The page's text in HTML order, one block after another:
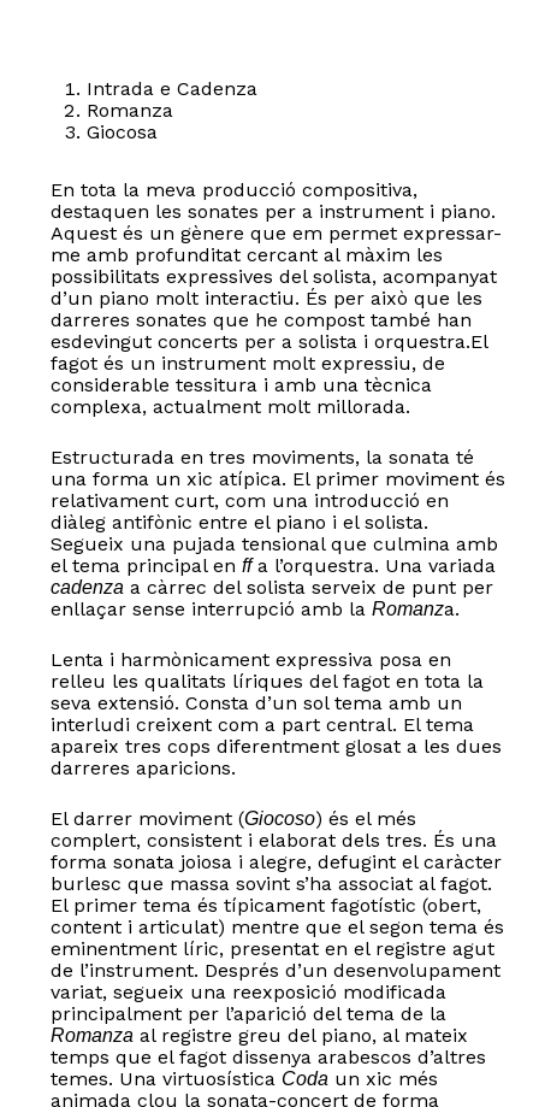
Intrada e Cadenza
Romanza
Giocosa
En tota la meva producció compositiva,
destaquen les sonates per a instrument i piano.
Aquest és un gènere que em permet expressar-
me amb profunditat cercant al màxim les
possibilitats expressives del solista, acompanyat
d’un piano molt interactiu. És per això que les
darreres sonates que he compost també han
esdevingut concerts per a solista i orquestra.El
fagot és un instrument molt expressiu, de
considerable tessitura i amb una tècnica
complexa, actualment molt millorada.
Estructurada en tres moviments, la sonata té
una forma un xic atípica. El primer moviment és
relativament curt, com una introducció en
diàleg antifònic entre el piano i el solista.
Segueix una pujada tensional que culmina amb
el tema principal en ffa l’orquestra. Una variada
cadenza a càrrec del solista serveix de punt per
enllaçar sense interrupció amb la Romanza.
Lenta i harmònicament expressiva posa en
relleu les qualitats líriques del fagot en tota la
seva extensió. Consta d’un sol tema amb un
interludi creixent com a part central. El tema
apareix tres cops diferentment glosat a les dues
darreres aparicions.
El darrer moviment (Giocoso) és el més
complert, consistent i elaborat dels tres. És una
forma sonata joiosa i alegre, defugint el caràcter
burlesc que massa sovint s’ha associat al fagot.
El primer tema és típicament fagotístic (obert,
content i articulat) mentre que el segon tema és
eminentment líric, presentat en el registre agut
de l’instrument. Després d’un desenvolupament
variat, segueix una reexposició modificada
principalment per l’aparició del tema de la
Romanza al registre greu del piano, al mateix
temps que el fagot dissenya arabescos d’altres
temes. Una virtuosística Coda un xic més
animada clou la sonata-concert de forma